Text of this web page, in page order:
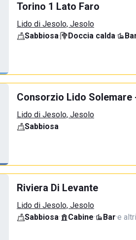
Torino 1 Lato Faro
Lido di Jesolo, Jesolo
Sabbiosa· Doccia calda·
Consorzio Lido Solemare
Lido di Jesolo, Jesolo
Sabbiosa
Riviera Di Levante
Lido di Jesolo, Jesolo
Sabbiosa· Cabine· Bar·e